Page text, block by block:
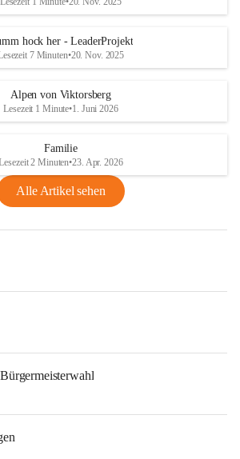
hock her - LeaderProjekt
7 Minuten•20. Nov. 2025
Alpen von Viktorsberg
Lesezeit 1 Minute•1. Juni 2026
Familie
2 Minuten•23. Apr. 2026
Alle Artikel sehen